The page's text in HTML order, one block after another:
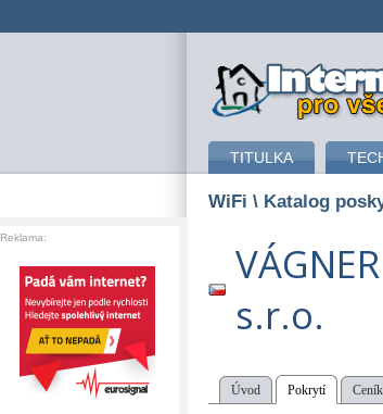
připojení k
TITULKA
WiFi \ Katalog
s.r.o.
Úvod Pokrytí Ceník
Reklama: